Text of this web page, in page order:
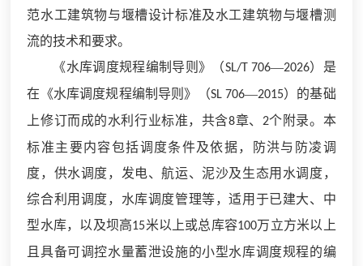
范水工建筑物与堰槽设计标准及水工建筑物与堰槽测
流的技术和要求。
《水库调度规程编制导则》（SL/T 706—2026）是
在《水库调度规程编制导则》（SL 706—2015）的基础
上修订而成的水利行业标准，共含8章、 2个附录。本
标准主要内容包括调度条件及依据，防洪与防凌调
度，供水调度，发电、航运、泥沙及生态用水调度，
综合利用调度，水库调度管理等，适用于已建大、中
型水库，以及坝高15米以上或总库容100万立方米以上
且具备可调控水量蓄泄设施的小型水库调度规程的编